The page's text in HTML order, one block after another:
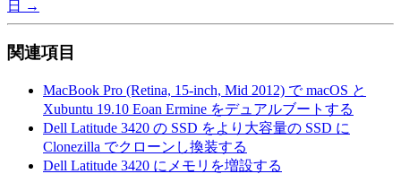
日
→
関連項目
MacBook Pro (Retina, 15-inch, Mid 2012) で macOS と
Xubuntu 19.10 Eoan Ermine をデュアルブートする
Dell Latitude 3420 の SSD をより大容量の SSD に
Clonezilla でクローンし換装する
Dell Latitude 3420 にメモリを増設する